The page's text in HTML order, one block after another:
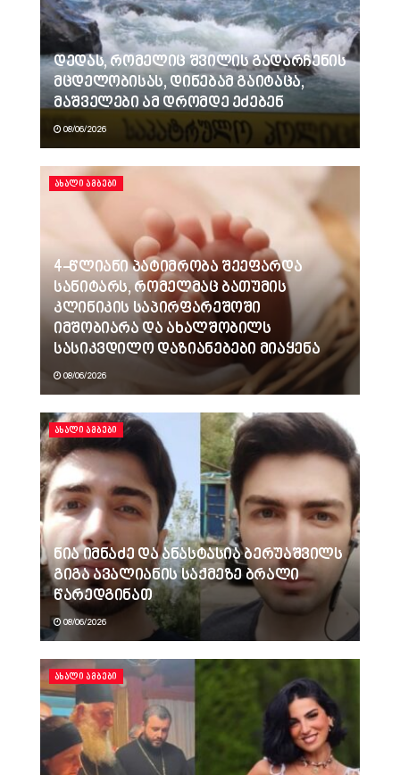
დედას, რომელიც შვილის გადარჩენის
მცდელობისას, დინებამ გაიტაცა,
მაშველები ამ დრომდე ეძებენ
08/06/2026
ᲐᲮᲐᲚᲘ ᲐᲛᲑᲔᲑᲘ
4-წლიანი პატიმრობა შეეფარდა
სანიტარს, რომელმაც ბათუმის
კლინიკის საპირფარეშოში
იმშობიარა და ახალშობილს
სასიკვდილო დაზიანებები მიაყენა
08/06/2026
ᲐᲮᲐᲚᲘ ᲐᲛᲑᲔᲑᲘ
ნია იმნაძე და ანასტასია ბერუაშვილს
გიგა ავალიანის საქმეზე ბრალი
წარედგინათ
08/06/2026
ᲐᲮᲐᲚᲘ ᲐᲛᲑᲔᲑᲘ